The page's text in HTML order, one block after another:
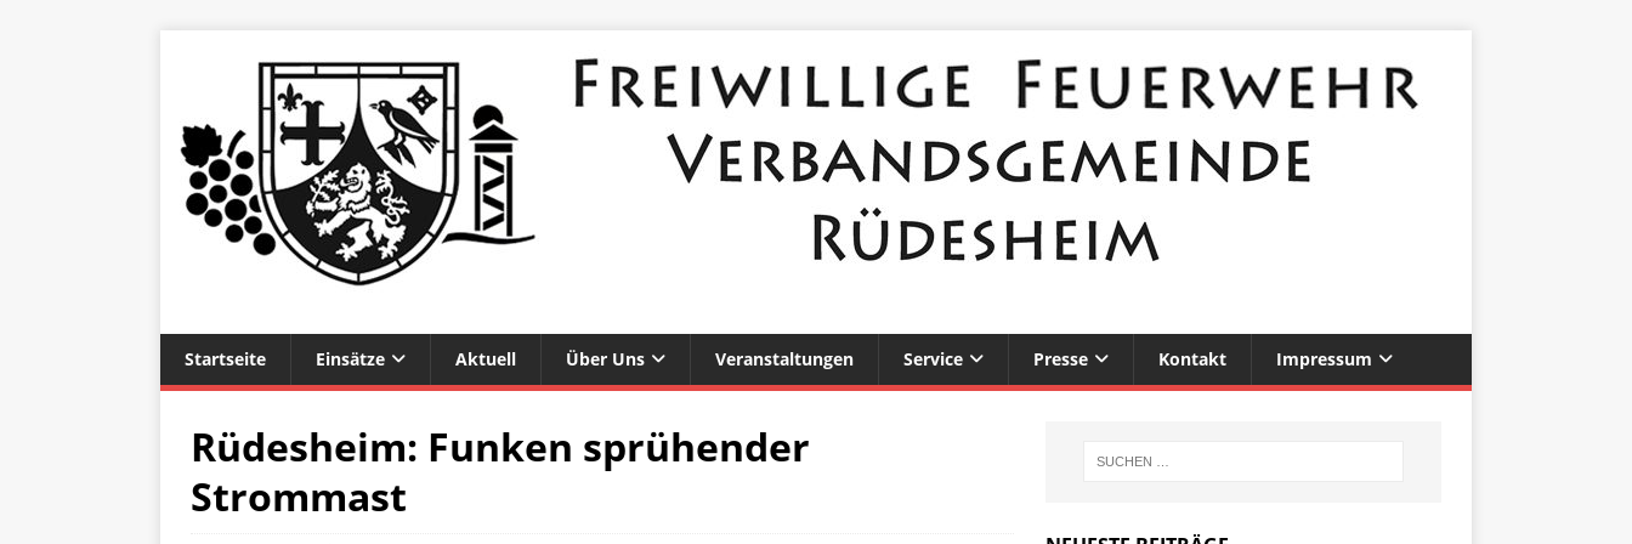
Startseite Einsätze Aktuell Über Uns Veranstaltungen Service Presse Kontakt Impressum
Rüdesheim: Funken sprühender
Strommast